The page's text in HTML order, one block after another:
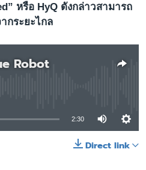
หรือ HyQ ดังกล่าวสามารถ
กระยะไกล
Robot
currently available
2:30
Direct link